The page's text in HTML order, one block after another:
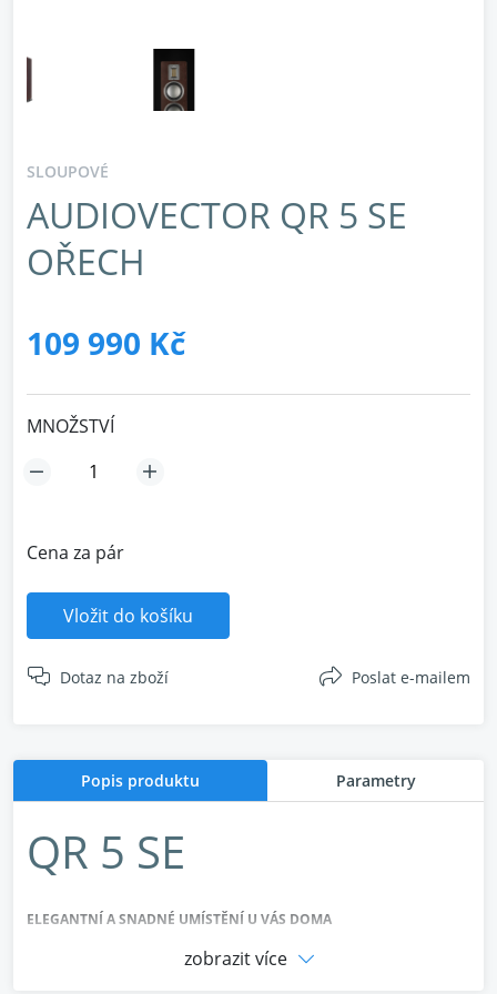
SLOUPOVÉ
AUDIOVECTOR QR 5 SE
OŘECH
109 990 Kč
MNOŽSTVÍ
Cena za pár
Vložit do košíku
Dotaz na zboží Poslat e-mailem
Popis produktu Parametry
QR 5 SE
ELEGANTNÍ A SNADNÉ UMÍSTĚNÍ U VÁS DOMA
Konstrukčním cílem řady QR SE bylo vždy nabízet
zobrazit více